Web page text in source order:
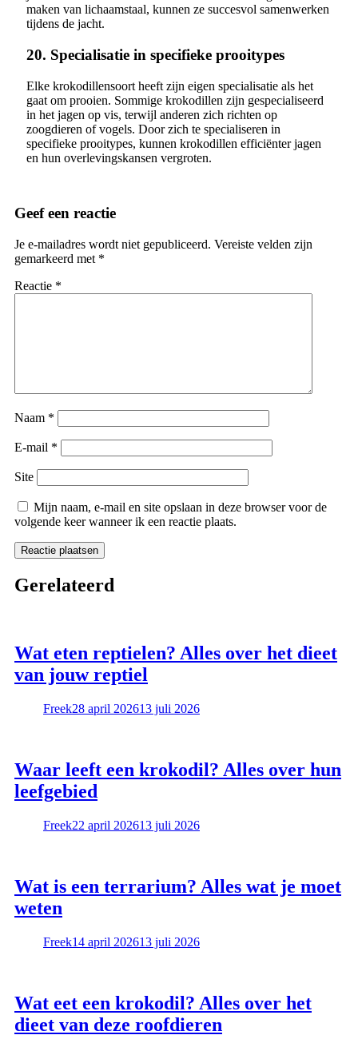
maken van lichaamstaal, kunnen ze succesvol samenwerken
tijdens de jacht.
20. Specialisatie in specifieke prooitypes
Elke krokodillensoort heeft zijn eigen specialisatie als het
gaat om prooien. Sommige krokodillen zijn gespecialiseerd
in het jagen op vis, terwijl anderen zich richten op
zoogdieren of vogels. Door zich te specialiseren in
specifieke prooitypes, kunnen krokodillen efficiënter jagen
en hun overlevingskansen vergroten.
Geef een reactie
Je e-mailadres wordt niet gepubliceerd. Vereiste velden zijn
gemarkeerd met *
Reactie *
Naam *
E-mail *
Site
Mijn naam, e-mail en site opslaan in deze browser voor de
volgende keer wanneer ik een reactie plaats.
Gerelateerd
Wat eten reptielen? Alles over het dieet
van jouw reptiel
Freek28 april 202613 juli 2026
Waar leeft een krokodil? Alles over hun
leefgebied
Freek22 april 202613 juli 2026
Wat is een terrarium? Alles wat je moet
weten
Freek14 april 202613 juli 2026
Wat eet een krokodil? Alles over het
dieet van deze roofdieren